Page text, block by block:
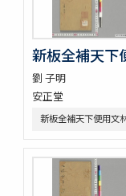
本朝續文粹 13巻
紀伊國牟婁郡色川
樋口殿之記 3巻
大鏡 (存2巻)
壬戌羇旅漫録 2巻
明徳記 3巻
四神地名録 9巻附
金仙寺殿記録残闕
﨑鎮八絶
隠秘録 5巻
新板全補天下
劉 子明
安正堂
新板全補天下便用文